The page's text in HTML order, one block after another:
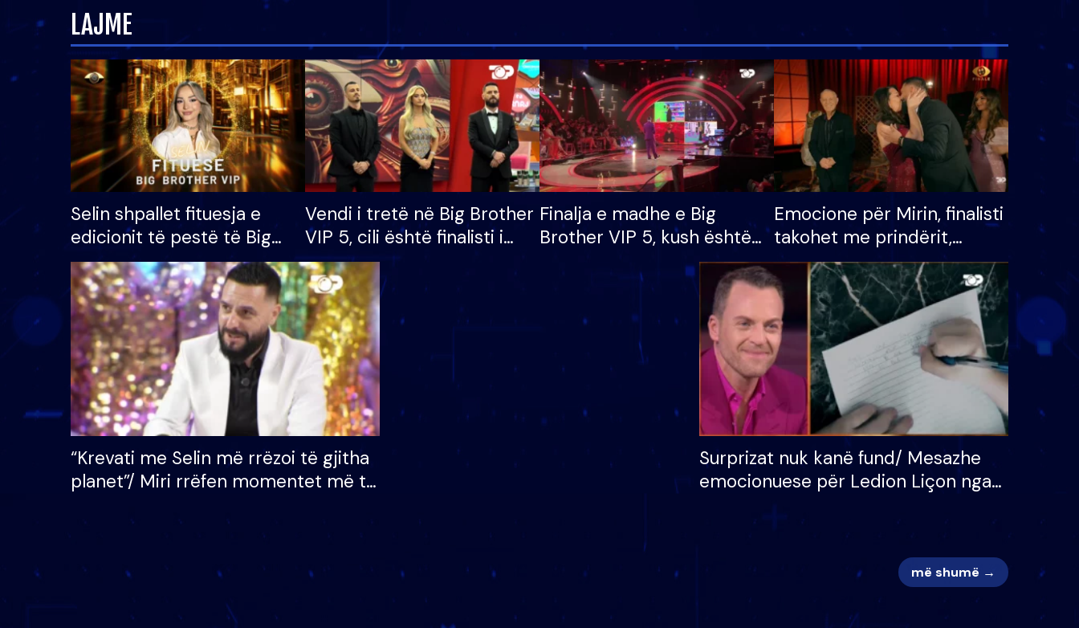
LAJME
Selin shpallet fituesja e
edicionit të pestë të Big
Brother VIP, rrëmben
çmimin e madh prej 100
mijë eurosh
Vendi i tretë në Big Brother
VIP 5, cili është finalisti i
radhës që lë shtëpinë
Finalja e madhe e Big
Brother VIP 5, kush është
banori i parë që lë shtëpinë
dhe humb mundësinë për
të fituar çmimin e madh
Emocione për Mirin, finalisti
takohet me prindërit,
vajzën dhe bashkëshorten:
S’kemi ndonjë letër divorci
apo jo?
“Krevati me Selin më rrëzoi të gjitha
planet”/ Miri rrëfen momentet më të
mungojë zilja e mëngjesit kur…
Surprizat nuk kanë fund/ Mesazhe
emocionuese për Ledion Liçon nga
më shumë →